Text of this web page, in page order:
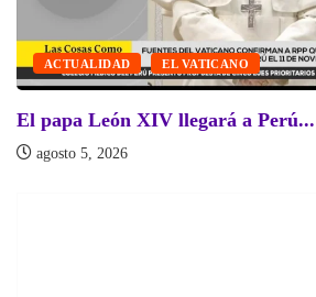
ACTUALIDAD EL VATICANO
El papa León XIV llegará a Perú...
agosto 5, 2026